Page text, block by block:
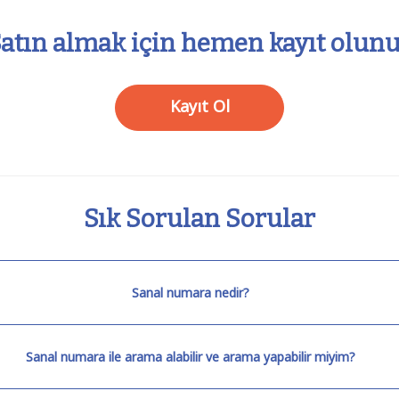
almak için hemen kayıt
Kayıt Ol
Sık Sorulan Sorular
Sanal numara nedir?
Sanal numara ile arama alabilir ve arama yapabilir miyim?